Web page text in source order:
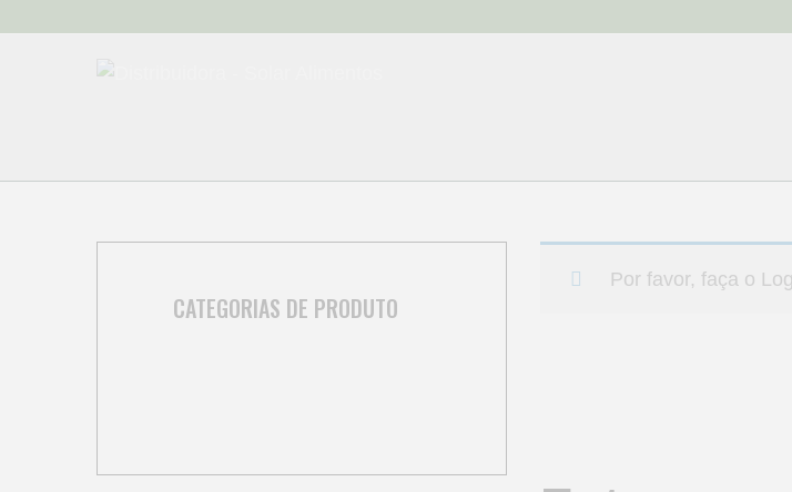
Por favor, faça o
CATEGORIAS DE PRODUTO